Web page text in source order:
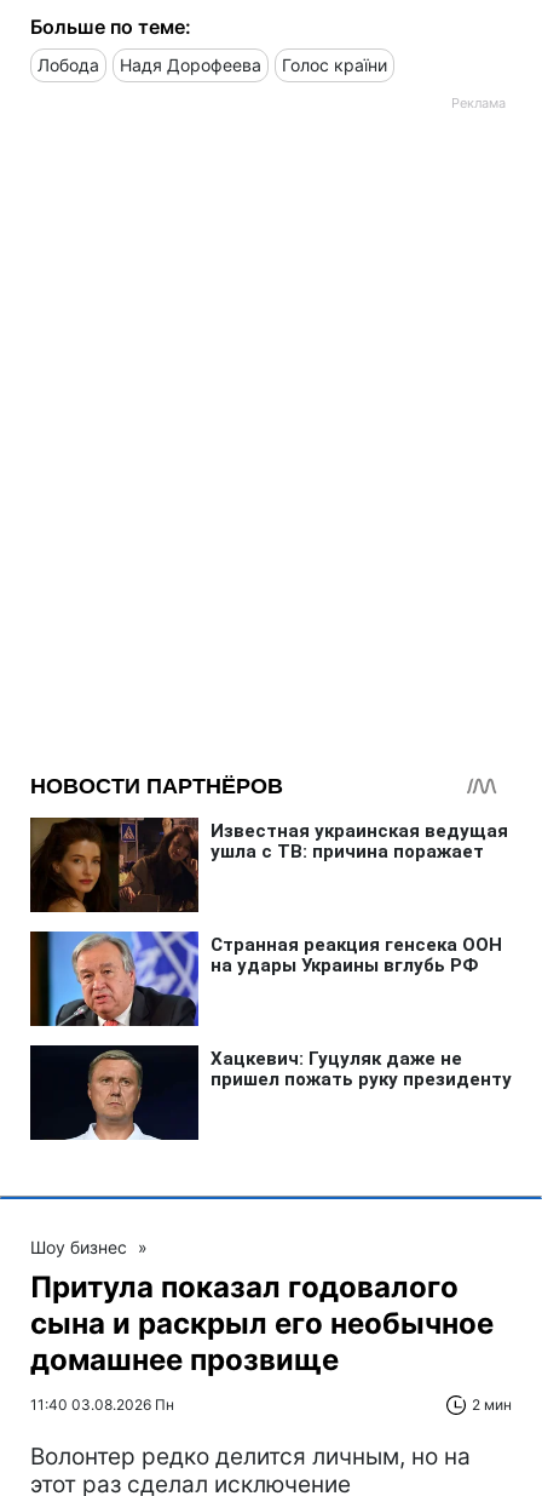
Больше по теме:
Лобода Надя Дорофеева Голос країни
Шоу бизнес »
Притула показал годовалого
сына и раскрыл его необычное
домашнее прозвище
11:40 03.08.2026 Пн 2 мин
Волонтер редко делится личным, но на
этот раз сделал исключение